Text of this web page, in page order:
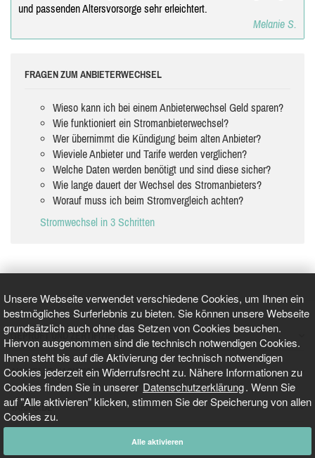
Unsere Webseite verwendet verschiedene Cookies, um Ihnen ein
bestmögliches Surferlebnis zu bieten. Sie können unsere Webseite
grundsätzlich auch ohne das Setzen von Cookies besuchen.
Hiervon ausgenommen sind die technisch notwendigen Cookies.
Ihnen steht bis auf die Aktivierung der technisch notwendigen
Cookies jederzeit ein Widerrufsrecht zu. Nähere Informationen zu
Cookies finden Sie in unserer Datenschutzerklärung. Wenn Sie
auf "Alle aktivieren" klicken, stimmen Sie der Speicherung von allen
Cookies zu.
Alle aktivieren
und passenden Altersvorsorge sehr erleichtert.
Melanie S.
FRAGEN ZUM ANBIETERWECHSEL
Wieso kann ich bei einem Anbieterwechsel Geld sparen?
Wie funktioniert ein Stromanbieterwechsel?
Wer übernimmt die Kündigung beim alten Anbieter?
Wieviele Anbieter und Tarife werden verglichen?
Welche Daten werden benötigt und sind diese sicher?
Wie lange dauert der Wechsel des Stromanbieters?
Worauf muss ich beim Stromvergleich achten?
Stromwechsel in 3 Schritten
GEPRÜFT UND ZERTIFIZIERT
AKTUELLE NACHRICHTEN
TARIFO.DE